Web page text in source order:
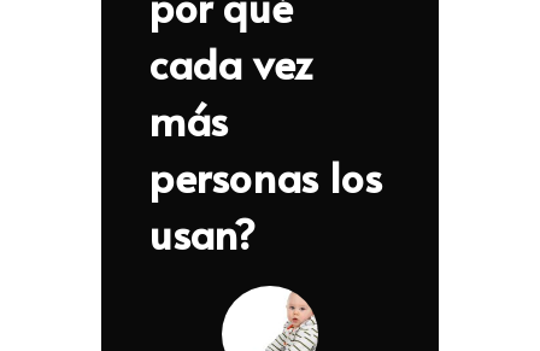
cada vez
más
personas los
usan?